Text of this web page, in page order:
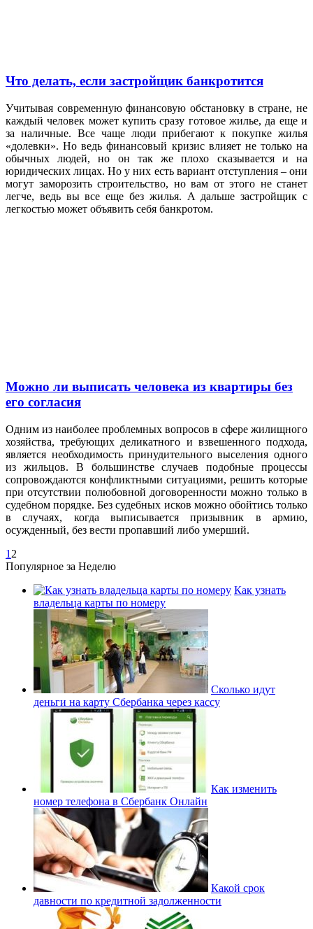
Что делать, если застройщик банкротится
Учитывая современную финансовую обстановку в стране, не
каждый человек может купить сразу готовое жилье, да еще и
за наличные. Все чаще люди прибегают к покупке жилья
«долевки». Но ведь финансовый кризис влияет не только на
обычных людей, но он так же плохо сказывается и на
юридических лицах. Но у них есть вариант отступления – они
могут заморозить строительство, но вам от этого не станет
легче, ведь вы все еще без жилья. А дальше застройщик с
легкостью может объявить себя банкротом.
Можно ли выписать человека из квартиры без
его согласия
Одним из наиболее проблемных вопросов в сфере жилищного
хозяйства, требующих деликатного и взвешенного подхода,
является необходимость принудительного выселения одного
из жильцов. В большинстве случаев подобные процессы
сопровождаются конфликтными ситуациями, решить которые
при отсутствии полюбовной договоренности можно только в
судебном порядке. Без судебных исков можно обойтись только
в случаях, когда выписывается призывник в армию,
осужденный, без вести пропавший либо умерший.
1 2
Популярное за Неделю
Как узнать
владельца карты по номеру
Сколько идут
деньги на карту Сбербанка через кассу
Как изменить
номер телефона в Сбербанк Онлайн
Какой срок
давности по кредитной задолженности